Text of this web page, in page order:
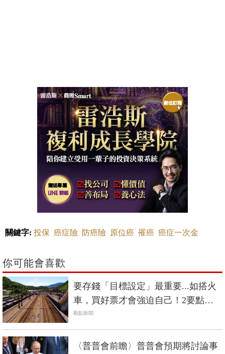
關鍵字: 投保 癌症險 防癌險 原位癌 罹癌 癌症一次金
你可能會喜歡
要存錢「目標設定」最重要...如搭火
車，買好票才會強迫自己！2要點教
你正確設目標
觀點新聞
〈普普會前瞻〉普普會預期將討論事